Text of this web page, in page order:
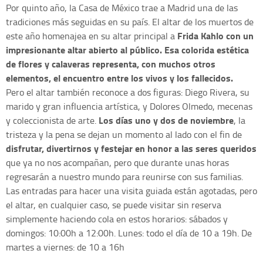
Por quinto año, la Casa de México trae a Madrid una de las
tradiciones más seguidas en su país. El altar de los muertos de
este año homenajea en su altar principal a Frida Kahlo con un
impresionante altar abierto al público. Esa colorida estética
de flores y calaveras representa, con muchos otros
elementos,el encuentro entre los vivos y los fallecidos.
Pero el altar también reconoce a dos figuras: Diego Rivera, su
marido y gran influencia artística, y Dolores Olmedo, mecenas
y coleccionista de arte. Los días uno y dos de noviembre, la
tristeza y la pena se dejan un momento al lado con el fin de
disfrutar, divertirnos y festejar en honor a las seres queridos
que ya no nos acompañan, pero que durante unas horas
regresarán a nuestro mundo para reunirse con sus familias.
Las entradas para hacer una visita guiada están agotadas, pero
el altar, en cualquier caso, se puede visitar sin reserva
simplemente haciendo cola en estos horarios: sábados y
domingos: 10:00h a 12:00h. Lunes: todo el día de 10 a 19h. De
martes a viernes: de 10 a 16h